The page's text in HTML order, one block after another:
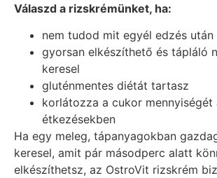
Válaszd a rizskrémünket, ha:
nem tudod mit egyél edzés után
gyorsan elkészíthető és tápláló
keresel
gluténmentes diétát tartasz
korlátozza a cukor mennyiségét
étkezésekben
Ha egy meleg, tápanyagokban
keresel, amit pár másodperc alatt
elkészíthetsz, az OstroVit rizskrém